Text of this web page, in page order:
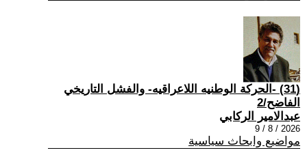
(31) -الحركة الوطنيه اللاعراقيه- والفشل التاريخي
الفاضح/2
عبدالامير الركابي
2026 / 8 / 9
مواضيع وابحاث سياسية